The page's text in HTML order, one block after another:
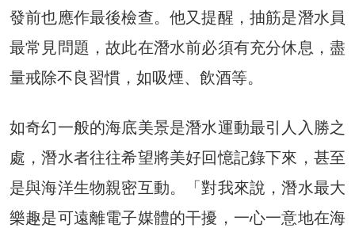
發前也應作最後檢查。他又提醒，抽筋是潛水員
最常見問題，故此在潛水前必須有充分休息，盡
量戒除不良習慣，如吸煙、飲酒等。
如奇幻一般的海底美景是潛水運動最引人入勝之
處，潛水者往往希望將美好回憶記錄下來，甚至
是與海洋生物親密互動。「對我來說，潛水最大
樂趣是可遠離電子媒體的干擾，一心一意地在海